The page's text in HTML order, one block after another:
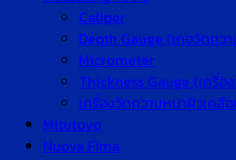
Caliper
Depth Gauge (เกจวัดคว
Micrometer
Thickness Gauge (เครื่อ
เครื่องวัดความหนาผิวเคลื
Mitutoyo
Nuova Fima